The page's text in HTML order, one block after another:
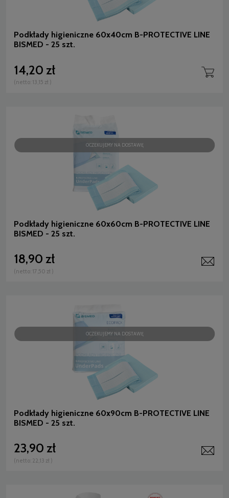
Podkłady higieniczne 60x40cm B-PROTECTIVE LINE
BISMED - 25 szt.
14,20 zł
(netto: 13,15 zł )
Podkłady higieniczne 60x60cm B-PROTECTIVE LINE
BISMED - 25 szt.
18,90 zł
(netto: 17,50 zł )
OCZEKUJEMY NA DOSTAWĘ
Podkłady higieniczne 60x90cm B-PROTECTIVE LINE
BISMED - 25 szt.
23,90 zł
(netto: 22,13 zł )
OCZEKUJEMY NA DOSTAWĘ